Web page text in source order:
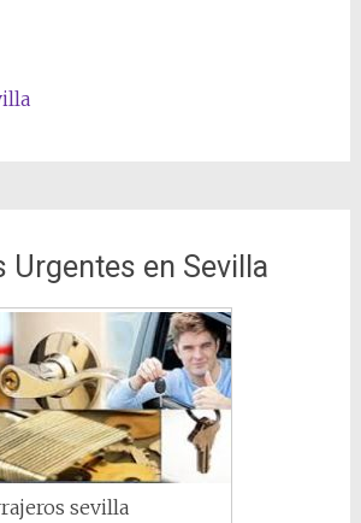
Urgentes en Sevilla
sevilla